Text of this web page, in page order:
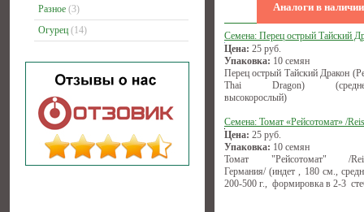
Разное (3)
Огурец (14)
Аналоги в
Семена: Перец острый Тайский
Цена: 25 руб.
Упаковка: 10 семян
Перец острый Тайский Дракон
Thai Dragon)
высокорослый)
Семена: Томат «Рейсотомат» /
Цена: 25 руб.
Упаковка: 10 семян
Томат "Рейсотомат" /
Германия/ (индет , 180 см.,
200-500 г., формировка в 2-3